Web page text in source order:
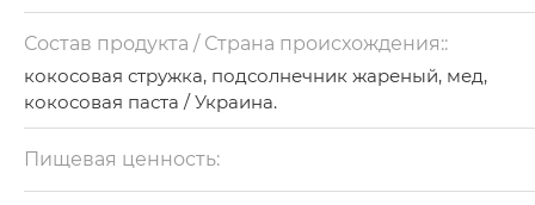
Состав продукта / Страна происхождения::
кокосовая стружка, подсолнечник жареный, мед,
кокосовая паста / Украина.
Пищевая ценность:
на 100 г: белки - 13 г, жиры - 50 г, углеводы - 22 г.